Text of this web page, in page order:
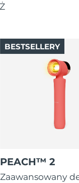
PEACH™ 2
Zaawansowany
BESTSELLERY